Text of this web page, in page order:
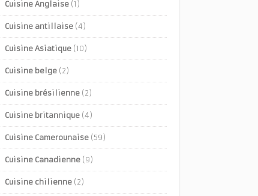
Cuisine Anglaise (1)
Cuisine antillaise (4)
Cuisine Asiatique (10)
Cuisine belge (2)
Cuisine brésilienne (2)
Cuisine britannique (4)
Cuisine Camerounaise (59)
Cuisine Canadienne (9)
Cuisine chilienne (2)